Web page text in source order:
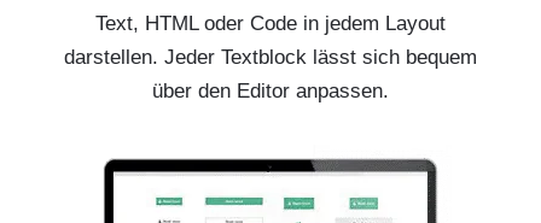
Text, HTML oder Code in jedem Layout
darstellen. Jeder Textblock lässt sich bequem
über den Editor anpassen.